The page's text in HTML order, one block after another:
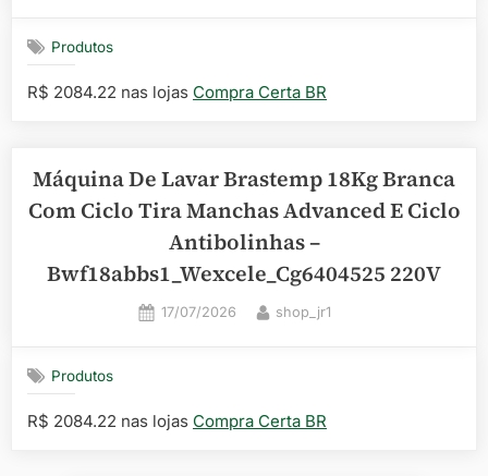
Produtos
R$ 2084.22 nas lojas Compra Certa BR
Máquina De Lavar Brastemp 18Kg Branca
Com Ciclo Tira Manchas Advanced E Ciclo
Antibolinhas –
Bwf18abbs1_Wexcele_Cg6404525 220V
Posted
17/07/2026 By
shop_jr1
Produtos
R$ 2084.22 nas lojas Compra Certa BR